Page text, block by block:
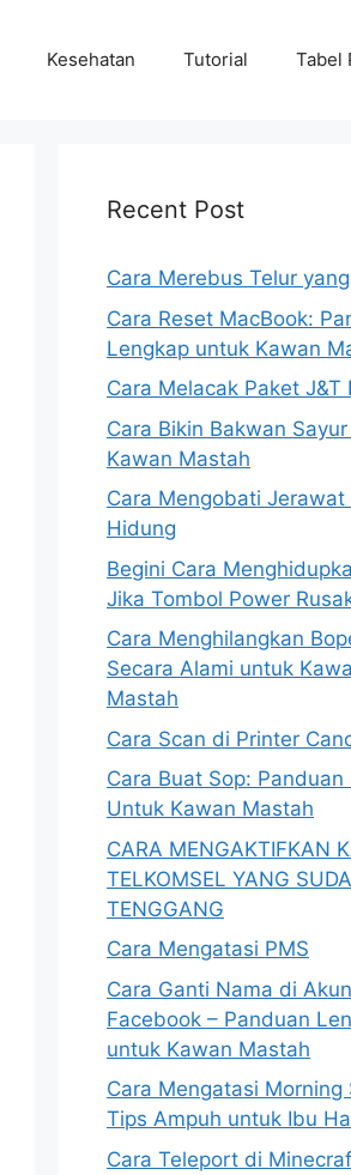
Kesehatan Tutorial Tabel
Recent Post
Cara Merebus Telur
Cara Reset MacBook:
Lengkap untuk Kawan
Cara Melacak Paket J&T
Cara Bikin Bakwan
Kawan Mastah
Cara Mengobati Jerawat
Hidung
Begini Cara
Jika Tombol Power
Cara Menghilangkan
Secara Alami untuk
Mastah
Cara Scan di Printer
Cara Buat Sop: Panduan
Untuk Kawan Mastah
CARA MENGAKTIFKAN
TELKOMSEL YANG
TENGGANG
Cara Mengatasi PMS
Cara Ganti Nama di Akun
Facebook – Panduan
untuk Kawan Mastah
Cara Mengatasi Morning
Tips Ampuh untuk Ibu
Cara Teleport di